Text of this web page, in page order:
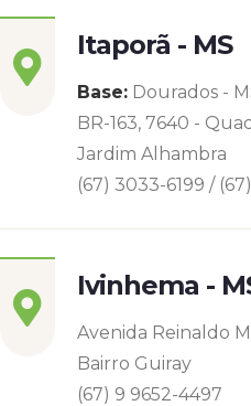
Itaporã - MS
Base: Dourados -
BR-163, 7640 -
Jardim Alhambra
(67) 3033-6199 /
Ivinhema -
Avenida Reinaldo
Bairro Guiray
(67) 9 9652-4497